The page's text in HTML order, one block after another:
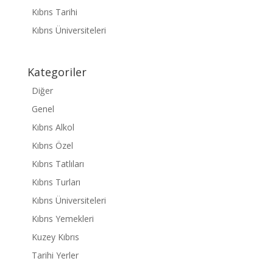
Kıbrıs Tarihi
Kıbrıs Üniversiteleri
Kategoriler
Diğer
Genel
Kıbrıs Alkol
Kıbrıs Özel
Kıbrıs Tatlıları
Kıbrıs Turları
Kıbrıs Üniversiteleri
Kıbrıs Yemekleri
Kuzey Kıbrıs
Tarihi Yerler